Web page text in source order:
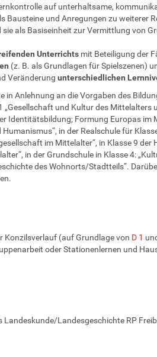
auf unterhaltsame,
Bausteine und Anregungen zu weiterer
als Basiseinheit zur Vermittlung von
Unterrichtsmit Beteiligung der
(z. B. als Grundlagen für Spielszenen)
Veränderung unterschiedlichen
Anlehnung an die Vorgaben des
und Kultur des Mittelalters
Identitätsbildung; Formung Europas im
in der Realschule für
im Mittelalter“, in Klasse 9 der
in der Grundschule in Klasse 4:
des Wohnorts/Stadtteils“.
Konzilsverlauf (auf Grundlage von D 1
oder Stationenlernen und
Landeskunde/Landesgeschichte RP